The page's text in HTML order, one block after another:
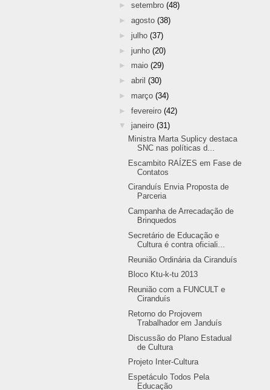
► setembro (48)
► agosto (38)
► julho (37)
► junho (20)
► maio (29)
► abril (30)
► março (34)
► fevereiro (42)
▼ janeiro (31)
Ministra Marta Suplicy destaca
SNC nas políticas d...
Escambito RAÍZES em Fase de
Contatos
Ciranduís Envia Proposta de
Parceria
Campanha de Arrecadação de
Brinquedos
Secretário de Educação e
Cultura é contra oficiali...
Reunião Ordinária da Ciranduís
Bloco Ktu-k-tu 2013
Reunião com a FUNCULT e
Ciranduís
Retorno do Projovem
Trabalhador em Janduís
Discussão do Plano Estadual
de Cultura
Projeto Inter-Cultura
Espetáculo Todos Pela
Educação